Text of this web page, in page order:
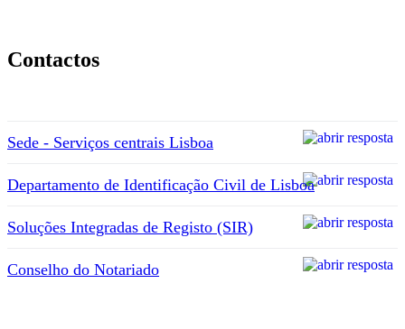
Contactos
Sede - Serviços centrais Lisboa
Departamento de Identificação Civil de Lisboa
Soluções Integradas de Registo (SIR)
Conselho do Notariado